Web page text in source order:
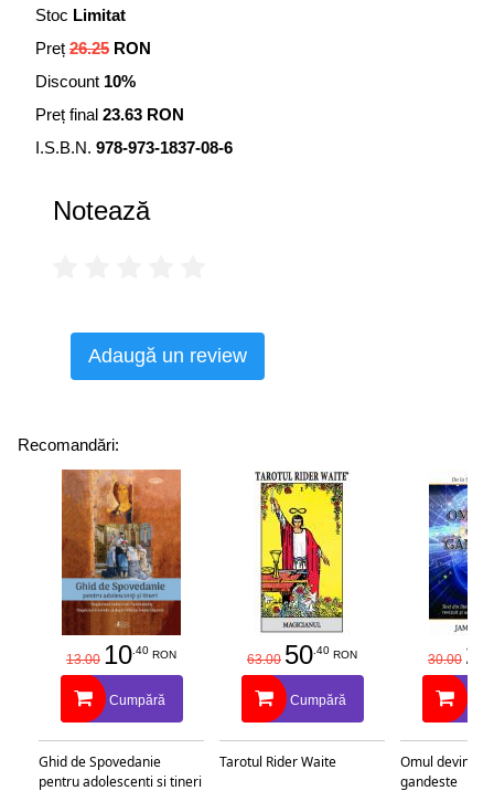
Stoc Limitat
Preț 26.25 RON
Discount 10%
Preț final 23.63 RON
I.S.B.N. 978-973-1837-08-6
Notează
Adaugă un review
Recomandări:
13.00 10.40 RON
Cumpără
Ghid de Spovedanie
pentru adolescenti si tineri
63.00 50.40 RON
Cumpără
Tarotul Rider Waite
30.00 25
Omul devine
gandeste